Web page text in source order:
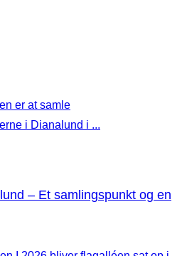
er at samle
i Dianalund i ...
– Et samlingspunkt og en